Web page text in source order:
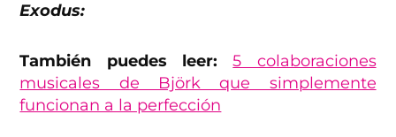
Exodus:
También puedes leer:5 colaboraciones
musicales de Björk que simplemente
funcionan a la perfección